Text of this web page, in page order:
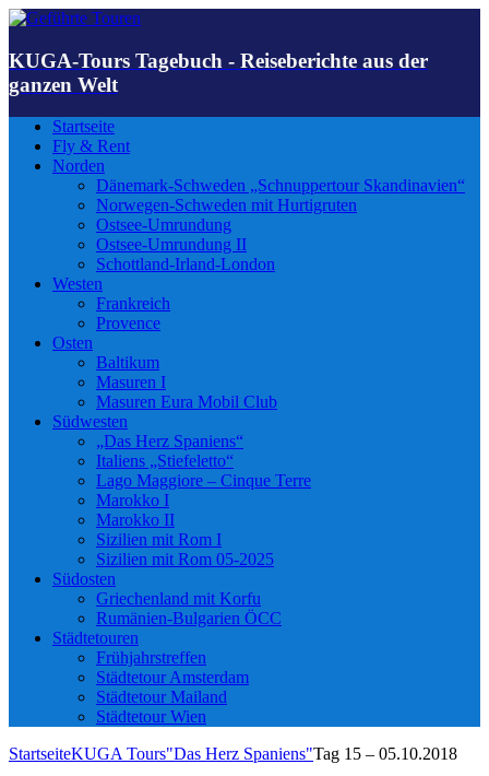
KUGA-Tours Tagebuch - Reiseberichte aus der
ganzen Welt
Startseite
Fly & Rent
Norden
Dänemark-Schweden „Schnuppertour Skandinavien“
Norwegen-Schweden mit Hurtigruten
Ostsee-Umrundung
Ostsee-Umrundung II
Schottland-Irland-London
Westen
Frankreich
Provence
Osten
Baltikum
Masuren I
Masuren Eura Mobil Club
Südwesten
„Das Herz Spaniens“
Italiens „Stiefeletto“
Lago Maggiore – Cinque Terre
Marokko I
Marokko II
Sizilien mit Rom I
Sizilien mit Rom 05-2025
Südosten
Griechenland mit Korfu
Rumänien-Bulgarien ÖCC
Städtetouren
Frühjahrstreffen
Städtetour Amsterdam
Städtetour Mailand
Städtetour Wien
StartseiteKUGA Tours"Das Herz Spaniens"Tag 15 – 05.10.2018